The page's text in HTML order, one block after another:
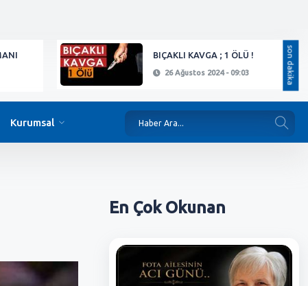
BIÇAKLI KAVGA ; 1 ÖLÜ !
26 Ağustos 2024 - 09:03 son dakika
Kurumsal
En ÇokOkunan